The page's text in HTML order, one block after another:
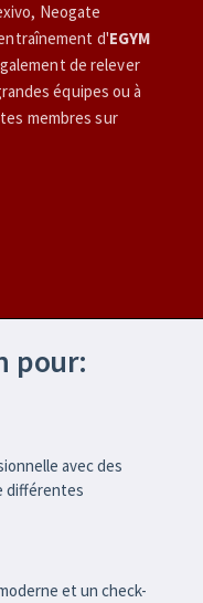
Neogate
d'EGYM
de relever
équipes ou à
membres sur
pour:
avec des
différentes
et un check-